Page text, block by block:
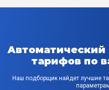
тарифов по
Наш подборщик найдет лучшие